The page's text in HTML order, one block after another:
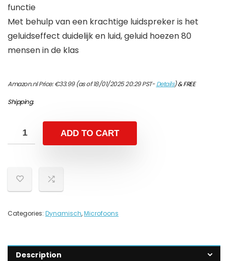
functie
Met behulp van een krachtige luidspreker is het
geluidseffect duidelijk en luid, geluid hoezen 80
mensen in de klas
Amazon.nl Price:€33.99(as of 18/01/2025 20:29 PST-Details)&FREE
Shipping.
ADD TO CART
Categories: Dynamisch,Microfoons
Description